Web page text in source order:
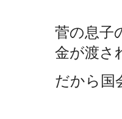
菅の息子
金が渡さ
だから国